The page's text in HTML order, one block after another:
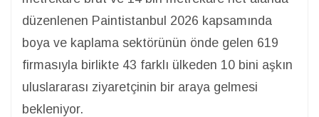
düzenlenen Paintistanbul 2026 kapsamında
boya ve kaplama sektörünün önde gelen 619
firmasıyla birlikte 43 farklı ülkeden 10 bini aşkın
uluslararası ziyaretçinin bir araya gelmesi
bekleniyor.